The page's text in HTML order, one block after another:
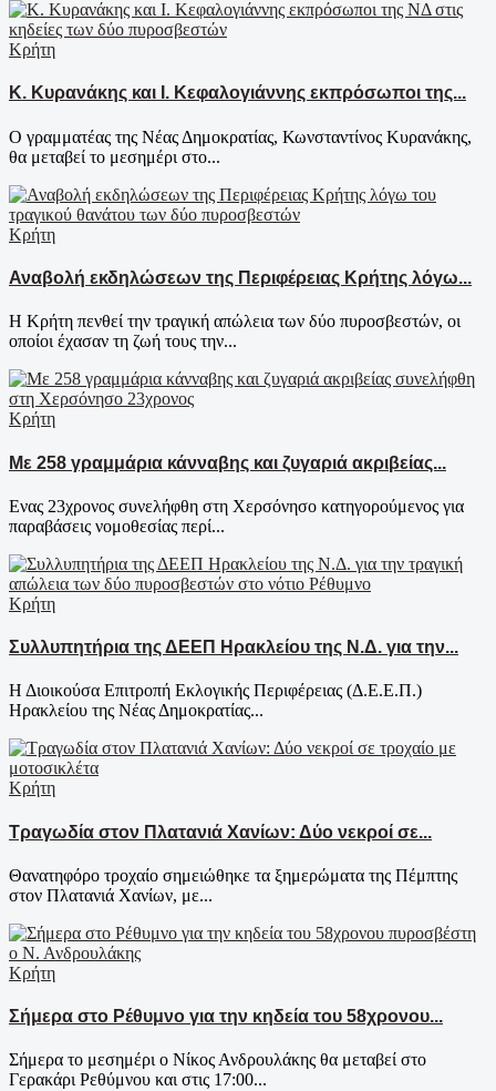
Κρήτη
Κ. Κυρανάκης και Ι. Κεφαλογιάννης εκπρόσωποι της...
Ο γραμματέας της Νέας Δημοκρατίας, Κωνσταντίνος Κυρανάκης,
θα μεταβεί το μεσημέρι στο...
Κρήτη
Αναβολή εκδηλώσεων της Περιφέρειας Κρήτης λόγω...
Η Κρήτη πενθεί την τραγική απώλεια των δύο πυροσβεστών, οι
οποίοι έχασαν τη ζωή τους την...
Κρήτη
Με 258 γραμμάρια κάνναβης και ζυγαριά ακριβείας...
Ενας 23χρονος συνελήφθη στη Χερσόνησο κατηγορούμενος για
παραβάσεις νομοθεσίας περί...
Κρήτη
Συλλυπητήρια της ΔΕΕΠ Ηρακλείου της Ν.Δ. για την...
Η Διοικούσα Επιτροπή Εκλογικής Περιφέρειας (Δ.Ε.Ε.Π.)
Ηρακλείου της Νέας Δημοκρατίας...
Κρήτη
Τραγωδία στον Πλατανιά Χανίων: Δύο νεκροί σε...
Θανατηφόρο τροχαίο σημειώθηκε τα ξημερώματα της Πέμπτης
στον Πλατανιά Χανίων, με...
Κρήτη
Σήμερα στο Ρέθυμνο για την κηδεία του 58χρονου...
Σήμερα το μεσημέρι ο Νίκος Ανδρουλάκης θα μεταβεί στο
Γερακάρι Ρεθύμνου και στις 17:00...